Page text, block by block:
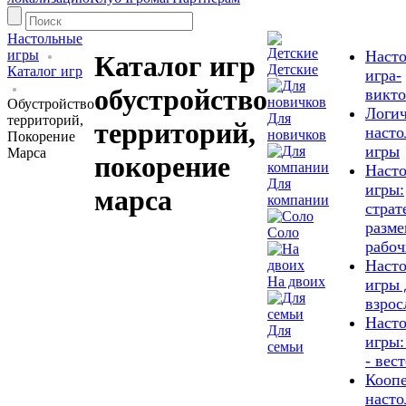
Настольные
игры
Каталог игр
Обустройство
территорий,
Покорение
Марса
Каталог игр
обустройство
территорий,
покорение
марса
Детские
Для
новичков
Для
компании
Соло
На двоих
Для
семьи
игра-
игры
игры:
игры
игры:
-